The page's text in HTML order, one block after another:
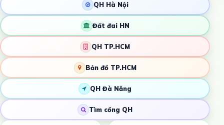
QH Hà Nội
Đất đai HN
QH TP.HCM
Bản đồ TP.HCM
QH Đà Nẵng
Tìm cổng QH